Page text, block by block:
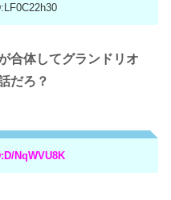
合体してグランドリオ
だろ？
NqWVU8K